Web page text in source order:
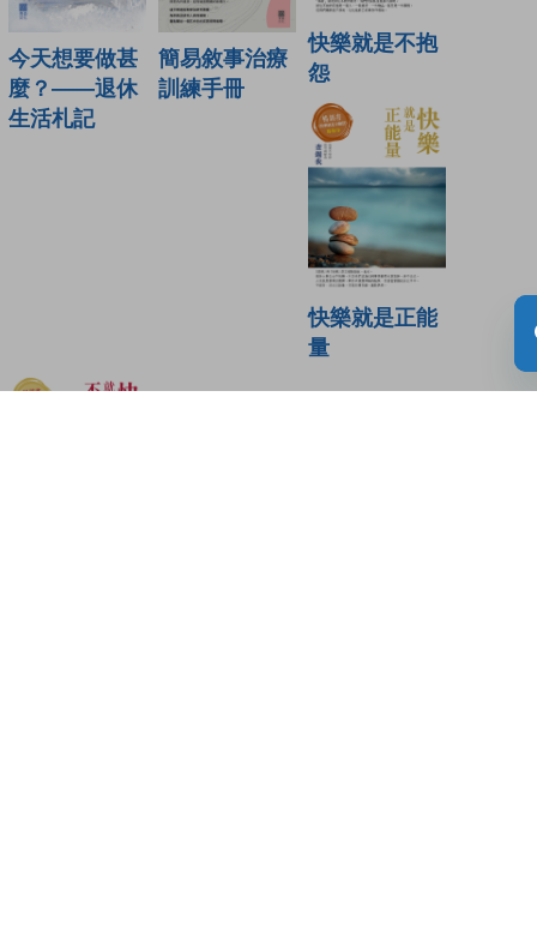
今天想要做甚
麼？——退休
生活札記
簡易敘事治療
訓練手冊
快樂就是不抱
怨
快樂就是正能
量